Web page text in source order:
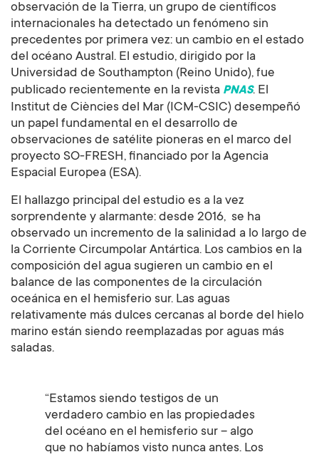
observación de la Tierra, un grupo de científicos
internacionales ha detectado un fenómeno sin
precedentes por primera vez: un cambio en el estado
del océano Austral. El estudio, dirigido por la
Universidad de Southampton (Reino Unido), fue
publicado recientemente en la revista PNAS. El
Institut de Ciències del Mar (ICM-CSIC) desempeñó
un papel fundamental en el desarrollo de
observaciones de satélite pioneras en el marco del
proyecto SO-FRESH, financiado por la Agencia
Espacial Europea (ESA).
El hallazgo principal del estudio es a la vez
sorprendente y alarmante: desde 2016, se ha
observado un incremento de la salinidad a lo largo de
la Corriente Circumpolar Antártica. Los cambios en la
composición del agua sugieren un cambio en el
balance de las componentes de la circulación
oceánica en el hemisferio sur. Las aguas
relativamente más dulces cercanas al borde del hielo
marino están siendo reemplazadas por aguas más
saladas.
“Estamos siendo testigos de un
verdadero cambio en las propiedades
del océano en el hemisferio sur – algo
que no habíamos visto nunca antes. Los